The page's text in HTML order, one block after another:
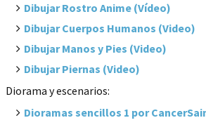
Dibujar Rostro Anime (Vídeo)
Dibujar Cuerpos Humanos (Video)
Dibujar Manos y Pies (Video)
Dibujar Piernas (Video)
Diorama y escenarios:
Dioramas sencillos 1 por